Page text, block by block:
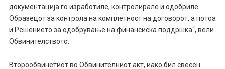
документација го изработиле, контролирале и одобриле
Образецот за контрола на комплетност на договорот, а потоа
и Решението за одобрување на финансиска поддршка“, вели
Обвинителството.
Второобвинетиот во Обвинителниот акт, иако бил свесен